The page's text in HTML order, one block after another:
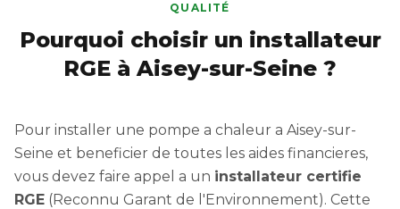
QUALITÉ
Pourquoi choisir un installateur
RGE à Aisey-sur-Seine ?
Pour installer une pompe a chaleur a Aisey-sur-
Seine et beneficier de toutes les aides financieres,
vous devez faire appel a un installateur certifie
RGE (Reconnu Garant de l'Environnement). Cette